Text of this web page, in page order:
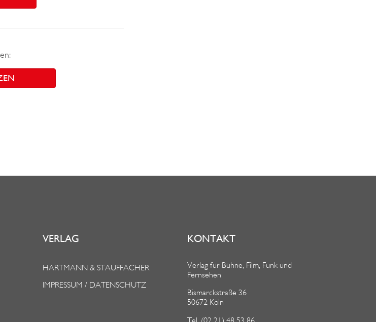
VERLAG
HARTMANN & STAUFFACHER
IMPRESSUM / DATENSCHUTZ
KONTAKT
Verlag für Bühne, Film, Funk und
Fernsehen
Bismarckstraße 36
50672 Köln
Tel. (02 21) 48 53 86